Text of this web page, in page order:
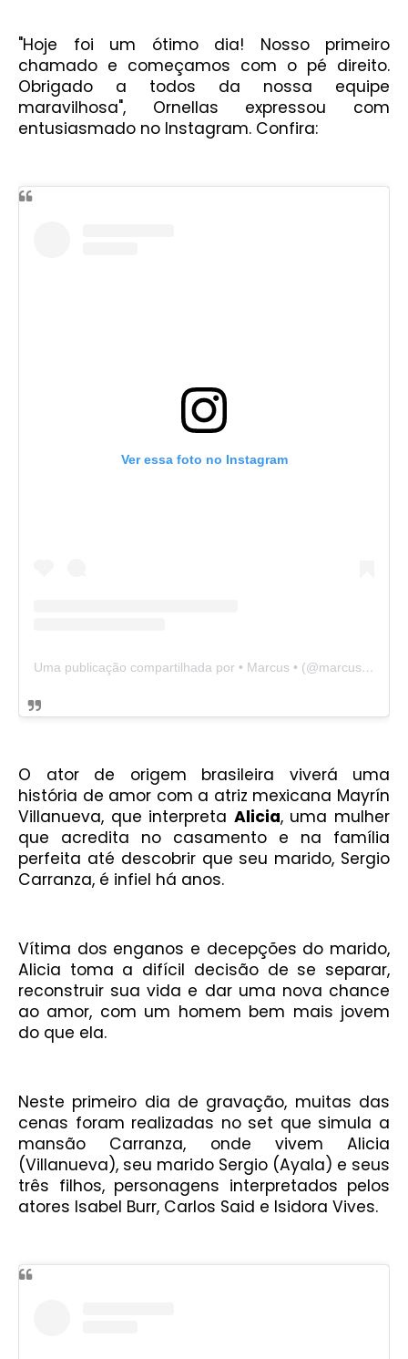
"Hoje foi um ótimo dia! Nosso primeiro
chamado e começamos com o pé direito.
Obrigado a todos da nossa equipe
maravilhosa", Ornellas expressou com
entusiasmado no Instagram. Confira:
Ver essa foto no Instagram
Uma publicação compartilhada por • Marcus • (@marcusornellas)
O ator de origem brasileira viverá uma
história de amor com a atriz mexicana Mayrín
Villanueva, que interpreta Alicia, uma mulher
que acredita no casamento e na família
perfeita até descobrir que seu marido, Sergio
Carranza, é infiel há anos.
Vítima dos enganos e decepções do marido,
Alicia toma a difícil decisão de se separar,
reconstruir sua vida e dar uma nova chance
ao amor, com um homem bem mais jovem
do que ela.
Neste primeiro dia de gravação, muitas das
cenas foram realizadas no set que simula a
mansão Carranza, onde vivem Alicia
(Villanueva), seu marido Sergio (Ayala) e seus
três filhos, personagens interpretados pelos
atores Isabel Burr, Carlos Said e Isidora Vives.